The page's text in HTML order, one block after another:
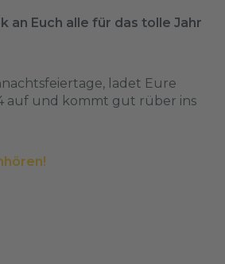
an Euch alle für das tolle Jahr
ladet Eure
auf und kommt gut rüber ins